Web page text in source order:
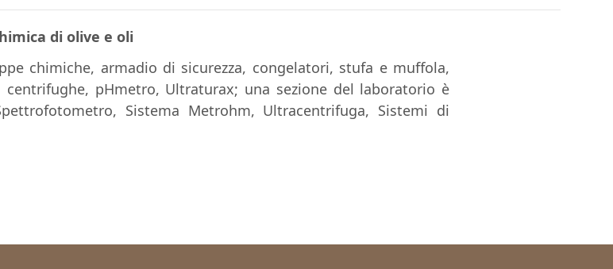
di olive e oli
chimiche, armadio di sicurezza, congelatori, stufa e muffola,
pHmetro, Ultraturax; una sezione del laboratorio è
Sistema Metrohm, Ultracentrifuga, Sistemi di